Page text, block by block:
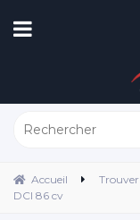
Accueil
DCI 86 cv